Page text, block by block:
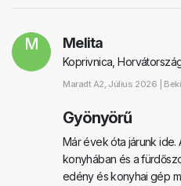
M Melita
Koprivnica,
Maradt A2, Július 2026 |
Gyönyörű
Már évek óta járunk ide.
konyhában és a
edény és konyhai gép